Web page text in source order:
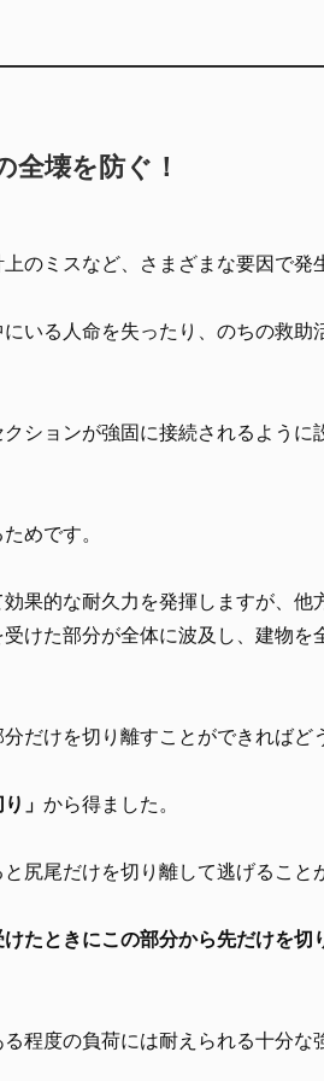
全壊を防ぐ！
のミスなど、さまざまな要因で発
いる人命を失ったり、のちの救助
ションが強固に接続されるように
めです。
果的な耐久力を発揮しますが、他
けた部分が全体に波及し、建物を
だけを切り離すことができればど
」 から得ました。
尻尾だけを切り離して逃げること
たときにこの部分から先だけを切
程度の負荷には耐えられる十分な